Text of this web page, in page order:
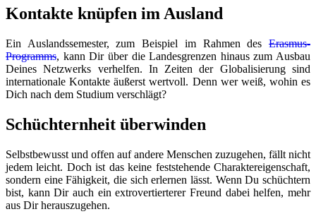
Kontakte knüpfen im Ausland
Ein Auslandssemester, zum Beispiel im Rahmen des Erasmus-
Programms, kann Dir über die Landesgrenzen hinaus zum Ausbau
Deines Netzwerks verhelfen. In Zeiten der Globalisierung sind
internationale Kontakte äußerst wertvoll. Denn wer weiß, wohin es
Dich nach dem Studium verschlägt?
Schüchternheit überwinden
Selbstbewusst und offen auf andere Menschen zuzugehen, fällt nicht
jedem leicht. Doch ist das keine feststehende Charaktereigenschaft,
sondern eine Fähigkeit, die sich erlernen lässt. Wenn Du schüchtern
bist, kann Dir auch ein extrovertierterer Freund dabei helfen, mehr
aus Dir herauszugehen.